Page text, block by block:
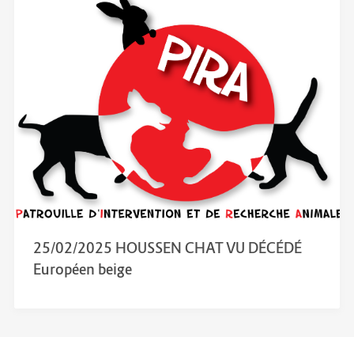
25/02/2025 HOUSSEN CHAT VU DÉCÉDÉ
Européen beige